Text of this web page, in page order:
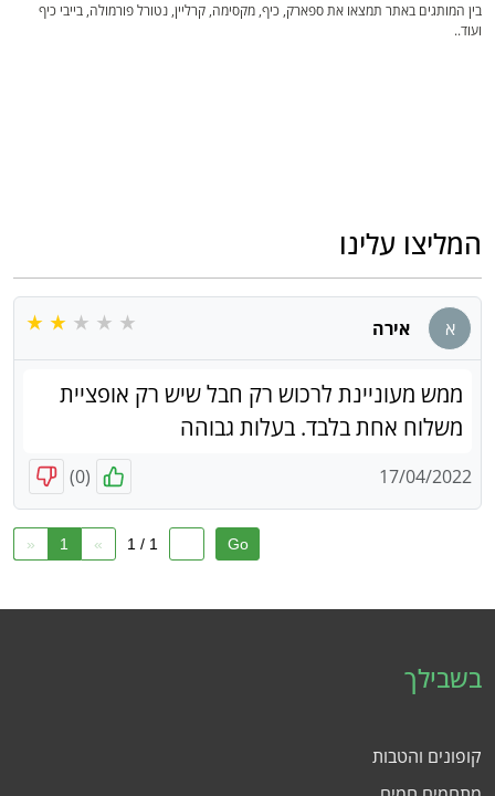
בין המותגים באתר תמצאו את ספארק, כיף, מקסימה, קרליין, נטורל פורמולה, בייבי כיף
ועוד..
המליצו עלינו
א אירה
ממש מעוניינת לרכוש רק חבל שיש רק אופציית
משלוח אחת בלבד. בעלות גבוהה
17/04/2022
(
0
)
« 1 » 1 / 1
בשבילך
קופונים והטבות